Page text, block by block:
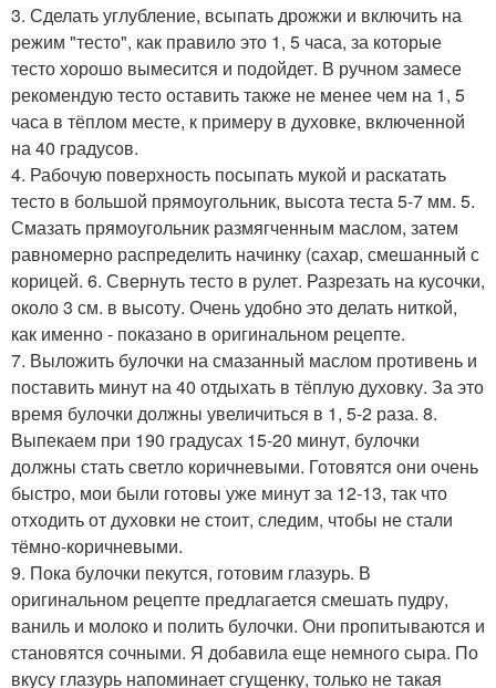
3. Сделать углубление, всыпать дрожжи и включить на
режим "тесто", как правило это 1, 5 часа, за которые
тесто хорошо вымесится и подойдет. В ручном замесе
рекомендую тесто оставить также не менее чем на 1, 5
часа в тёплом месте, к примеру в духовке, включенной
на 40 градусов.
4. Рабочую поверхность посыпать мукой и раскатать
тесто в большой прямоугольник, высота теста 5-7 мм. 5.
Смазать прямоугольник размягченным маслом, затем
равномерно распределить начинку (сахар, смешанный с
корицей. 6. Свернуть тесто в рулет. Разрезать на кусочки,
около 3 см. в высоту. Очень удобно это делать ниткой,
как именно - показано в оригинальном рецепте.
7. Выложить булочки на смазанный маслом противень и
поставить минут на 40 отдыхать в тёплую духовку. За это
время булочки должны увеличиться в 1, 5-2 раза. 8.
Выпекаем при 190 градусах 15-20 минут, булочки
должны стать светло коричневыми. Готовятся они очень
быстро, мои были готовы уже минут за 12-13, так что
отходить от духовки не стоит, следим, чтобы не стали
тёмно-коричневыми.
9. Пока булочки пекутся, готовим глазурь. В
оригинальном рецепте предлагается смешать пудру,
ваниль и молоко и полить булочки. Они пропитываются и
становятся сочными. Я добавила еще немного сыра. По
вкусу глазурь напоминает сгущенку, только не такая